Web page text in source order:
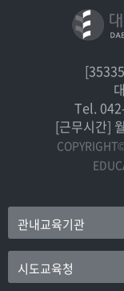
Tel.
[근무시간]
관내교육기관
시도교육청